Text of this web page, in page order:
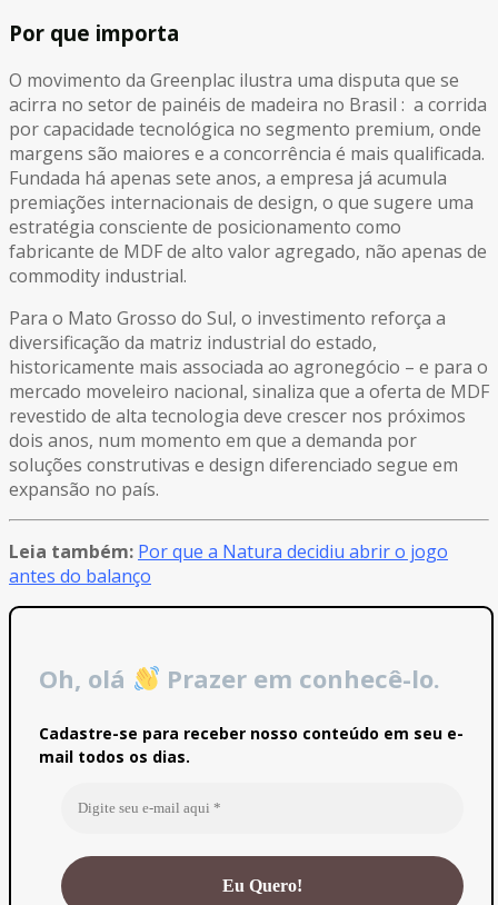
Por que importa
O movimento da Greenplac ilustra uma disputa que se
acirra no setor de painéis de madeira no Brasil : a corrida
por capacidade tecnológica no segmento premium, onde
margens são maiores e a concorrência é mais qualificada.
Fundada há apenas sete anos, a empresa já acumula
premiações internacionais de design, o que sugere uma
estratégia consciente de posicionamento como
fabricante de MDF de alto valor agregado, não apenas de
commodity industrial.
Para o Mato Grosso do Sul, o investimento reforça a
diversificação da matriz industrial do estado,
historicamente mais associada ao agronegócio – e para o
mercado moveleiro nacional, sinaliza que a oferta de MDF
revestido de alta tecnologia deve crescer nos próximos
dois anos, num momento em que a demanda por
soluções construtivas e design diferenciado segue em
expansão no país.
Leia também: Por que a Natura decidiu abrir o jogo
antes do balanço
Oh, olá Prazer em conhecê-lo.
Cadastre-se para receber nosso conteúdo em seu e-
mail todos os dias.